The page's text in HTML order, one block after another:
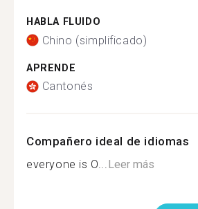
HABLA FLUIDO
Chino (simplificado)
APRENDE
Cantonés
Compañero ideal de idiomas
everyone is O...Leer más